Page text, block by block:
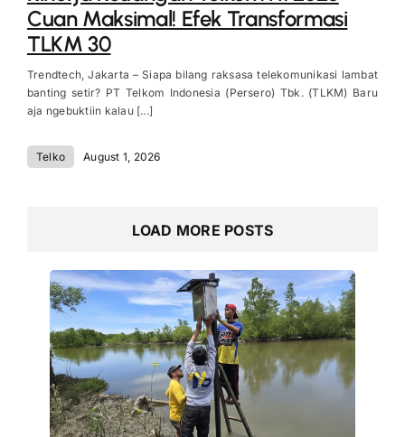
Cuan Maksimal! Efek Transformasi
TLKM 30
Trendtech, Jakarta – Siapa bilang raksasa telekomunikasi lambat
banting setir? PT Telkom Indonesia (Persero) Tbk. (TLKM) Baru
aja ngebuktiin kalau [...]
Telko August 1, 2026
LOAD MORE POSTS